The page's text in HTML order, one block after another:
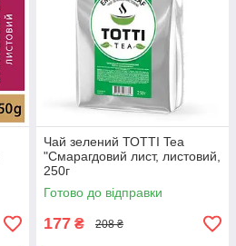
Чай зелений ТОТТІ Tea
"Смарагдовий лист, листовий,
250г
Готово до відправки
177 ₴ 208 ₴